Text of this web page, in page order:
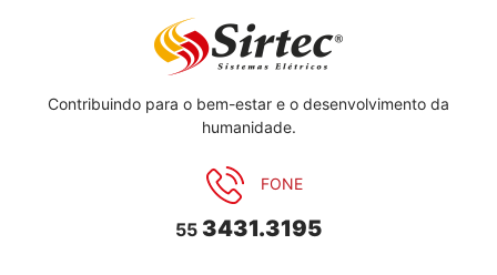
Contribuindo para o bem-estar e o desenvolvimento da
humanidade.
FONE
55 3431.3195